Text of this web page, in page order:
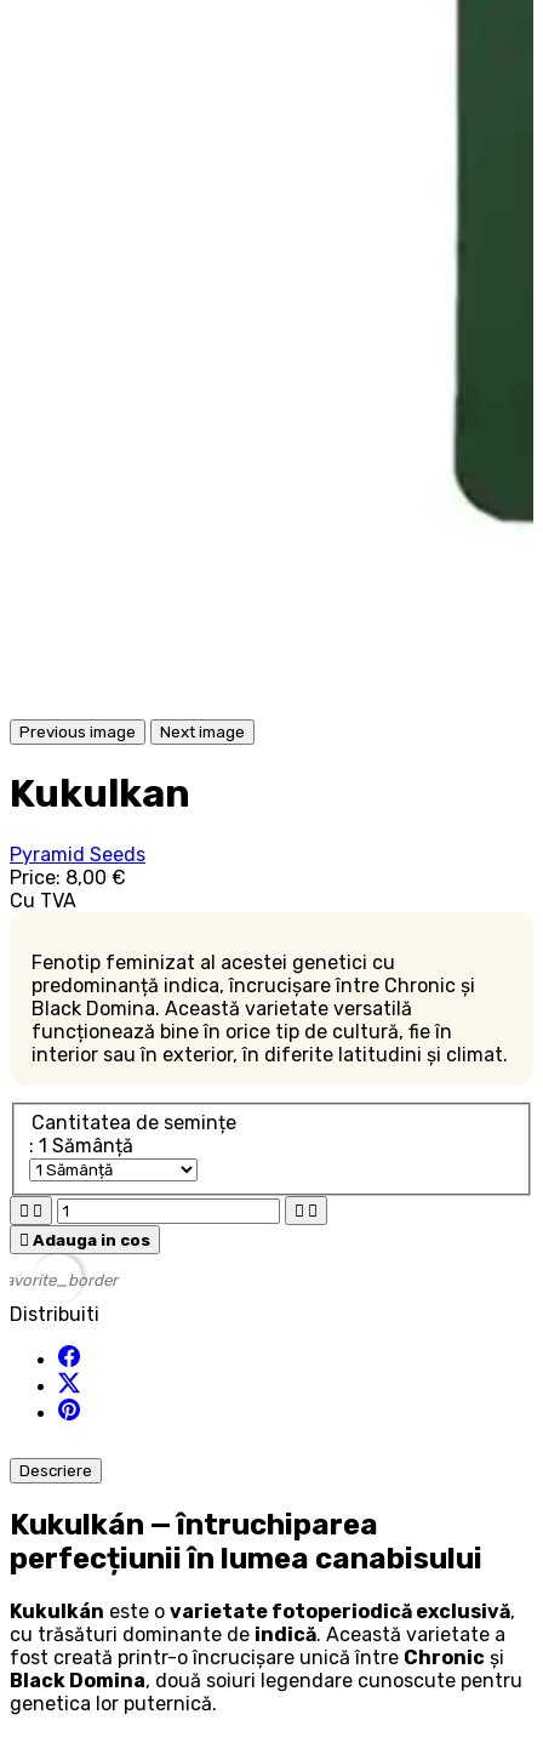
Previous image Next image
Kukulkan
Pyramid Seeds
Price: 8,00 €
Cu TVA
Fenotip feminizat al acestei genetici cu
predominanță indica, încrucișare între Chronic și
Black Domina. Această varietate versatilă
funcționează bine în orice tip de cultură, fie în
interior sau în exterior, în diferite latitudini și climat.
Cantitatea de semințe
: 1 Sămânță
   
 Adauga in cos
favorite_border
Distribuiti
Descriere
Kukulkán — întruchiparea
perfecțiunii în lumea canabisului
Kukulkán este o varietate fotoperiodică exclusivă,
cu trăsături dominante de indică. Această varietate a
fost creată printr-o încrucișare unică între Chronic și
Black Domina, două soiuri legendare cunoscute pentru
genetica lor puternică.